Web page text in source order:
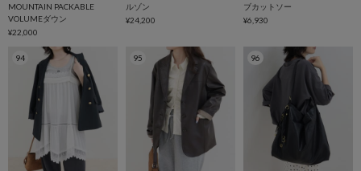
MOUNTAIN PACKABLE
VOLUMEダウン
¥22,000
ルゾン
¥24,200
ブカットソー
¥6,930
94 95 96